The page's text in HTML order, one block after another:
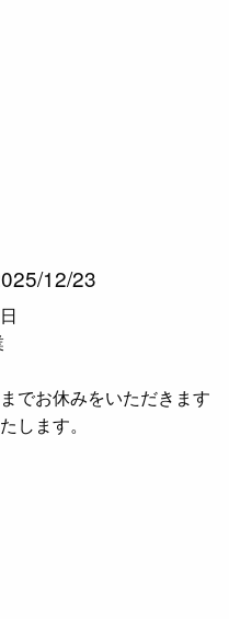
12/23
でお休みをいただきます
します。